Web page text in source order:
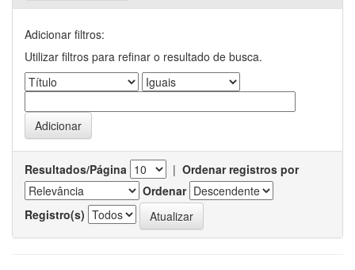
Adicionar filtros:
Utilizar filtros para refinar o resultado de busca.
Resultados/Página | Ordenar registros por
Ordenar
Registro(s)